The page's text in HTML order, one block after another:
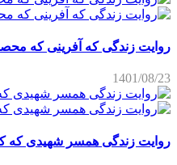
روایت زندگی که آفرینی که
1401/08/23
روایت زندگی همسر شهیدی که